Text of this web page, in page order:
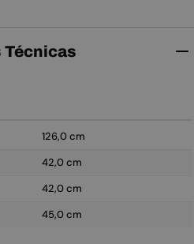
126,0 cm
42,0 cm
42,0 cm
45,0 cm